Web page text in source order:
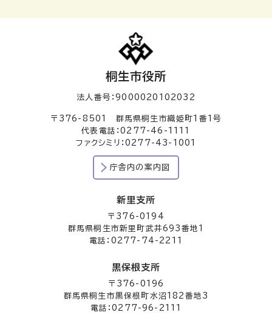
桐生市役所
法人番号：9000020102032
〒376-8501 群馬県桐生市織姫町1番1号
代表電話：0277-46-1111
ファクシミリ：0277-43-1001
庁舎内の案内図
新里支所
〒376-0194
群馬県桐生市新里町武井693番地1
電話：0277-74-2211
黒保根支所
〒376-0196
群馬県桐生市黒保根町水沼182番地3
電話：0277-96-2111